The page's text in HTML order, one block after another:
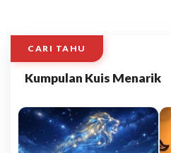
CARI TAHU
Kumpulan Kuis Menarik